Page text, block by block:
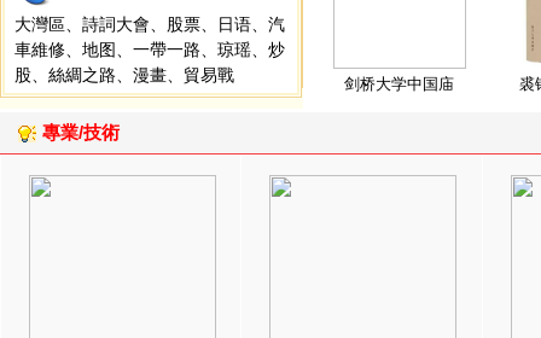
大灣區
詩詞大會 股票 日语
汽
車維修
地图 一帶一路 琼瑶
炒
股
絲綢之路 漫畫 貿易戰 剑桥大学中国庙 裘
專業/技術